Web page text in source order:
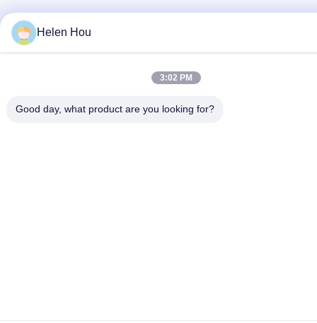
Helen Hou
3:02 PM
Good day, what product are you looking for?